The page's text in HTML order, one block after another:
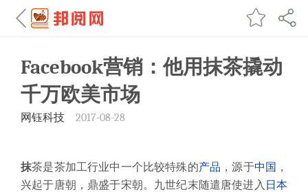
Facebook营销：他用抹茶撬动
千万欧美市场
网钰科技 2017-08-28
抹茶是茶加工行业中一个比较特殊的产品 ，源于中国 ，
兴起于唐朝，鼎盛于宋朝。九世纪末随遣唐使进入 日本